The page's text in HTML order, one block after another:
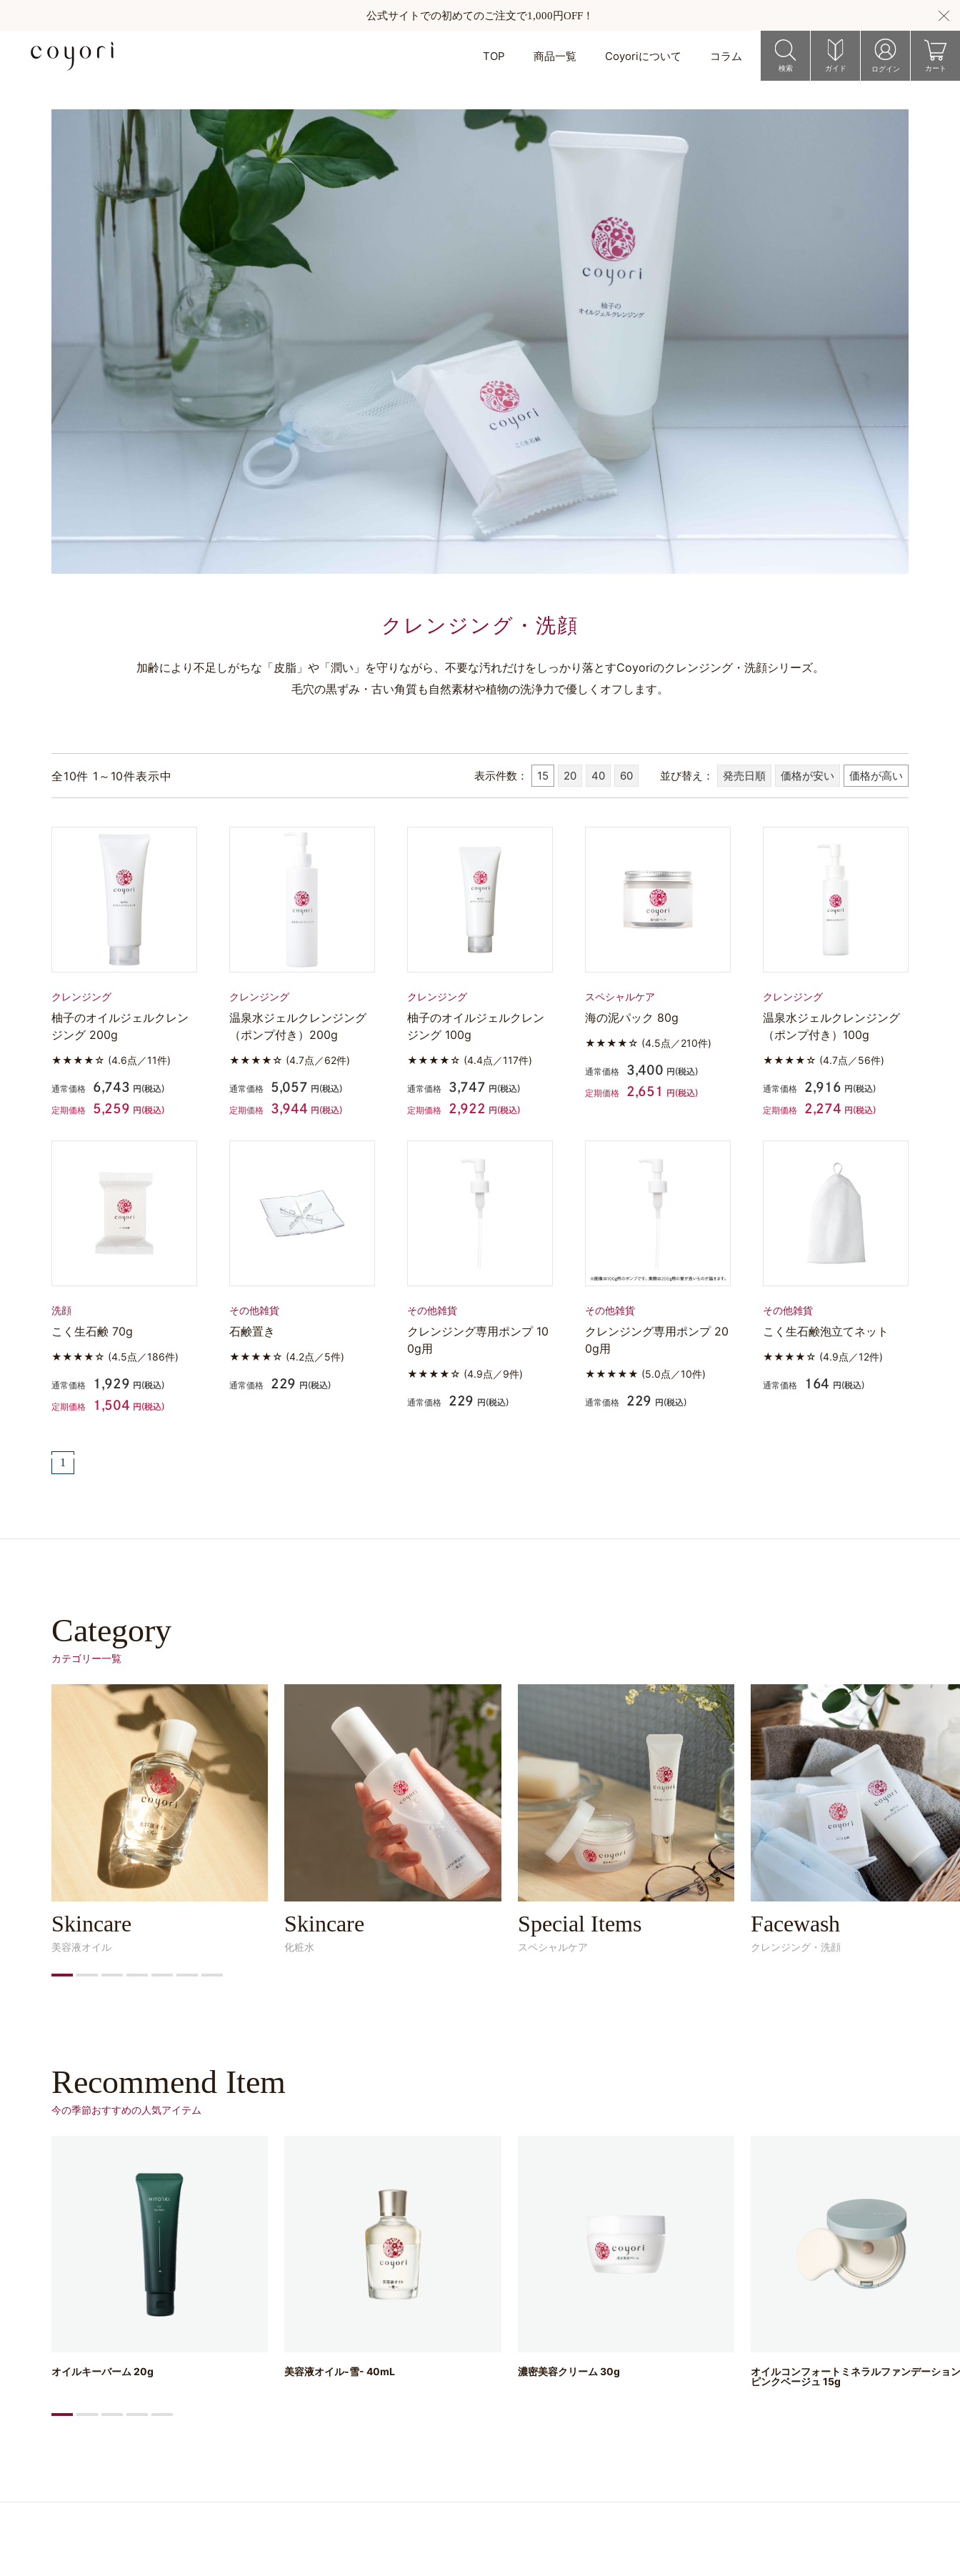
公式サイトでの初めてのご注文で1,000円OFF！
TOP 商品一覧 Coyoriについて コラム
検索 ガイド ログイン カート
クレンジング・洗顔
加齢により不足しがちな「皮脂」や「潤い」を守りながら、不要な汚れだけをしっかり落とすCoyoriのクレンジング・洗顔シリーズ。
毛穴の黒ずみ・古い角質も自然素材や植物の洗浄力で優しくオフします。
全10件 1～10件表示中 表示件数 15 20 40 60 並び替え 発売日順 価格が安い 価格が高い
クレンジング
柚子のオイルジェルクレン
ジング 200g
★★★★☆ (4.6点／11件)
通常価格 6,743 円(税込)
定期価格 5,259 円(税込)
クレンジング
温泉水ジェルクレンジング
（ポンプ付き）200g
★★★★☆ (4.7点／62件)
通常価格 5,057 円(税込)
定期価格 3,944 円(税込)
クレンジング
柚子のオイルジェルクレン
ジング 100g
★★★★☆ (4.4点／117件)
通常価格 3,747 円(税込)
定期価格 2,922 円(税込)
スペシャルケア
海の泥パック 80g
★★★★☆ (4.5点／210件)
通常価格 3,400 円(税込)
定期価格 2,651 円(税込)
クレンジング
温泉水ジェルクレンジング
（ポンプ付き）100g
★★★★☆ (4.7点／56件)
通常価格 2,916 円(税込)
定期価格 2,274 円(税込)
洗顔
こく生石鹸 70g
★★★★☆ (4.5点／186件)
通常価格 1,929 円(税込)
定期価格 1,504 円(税込)
その他雑貨
石鹸置き
★★★★☆ (4.2点／5件)
通常価格 229 円(税込)
その他雑貨
クレンジング専用ポンプ 10
0g用
★★★★☆ (4.9点／9件)
通常価格 229 円(税込)
その他雑貨
クレンジング専用ポンプ 20
0g用
★★★★★ (5.0点／10件)
通常価格 229 円(税込)
その他雑貨
こく生石鹸泡立てネット
★★★★☆ (4.9点／12件)
通常価格 164 円(税込)
1
Category
カテゴリー一覧
Skincare
美容液オイル
Skincare
化粧⽔
Special Items
スペシャルケア
Facewash
クレンジング・洗顔
Recommend Item
今の季節おすすめの⼈気アイテム
オイルキーバーム 20g 美容液オイル-雪- 40mL 濃密美容クリーム 30g
オイルコンフォートミネラルファンデーショ
ピンクベージュ 15g